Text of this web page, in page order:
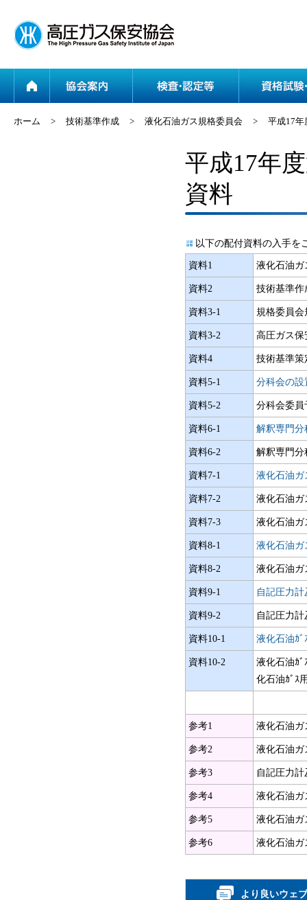
協会案内
ホーム > 技術基準作成 > 液化石油ガス規格委員会 > 平成17年
平成17年
資料
以下の配付資料の入手を
資料1 液化石油ガ
資料2 技術基準作
資料3-1 規格委員会
資料3-2 高圧ガス
資料4 技術基準
資料5-1 分科会の
資料5-2 分科会委員
資料6-1 解釈専門
資料6-2 解釈専門分
資料7-1 液化石油ガ
資料7-2 液化石油ガ
資料7-3 液化石油ガ
資料8-1 液化石油ガ
資料8-2 液化石油ガ
資料9-1 自記圧力
資料9-2 自記圧力
資料10-1 液化石油ｶ
資料10-2
液化石油ｶ
化石油ｶﾞｽ
参考1 液化石油ガ
参考2 液化石油ガ
参考3 自記圧力
参考4 液化石油ガ
参考5 液化石油ガ
参考6 液化石油ガ
より良いウェ